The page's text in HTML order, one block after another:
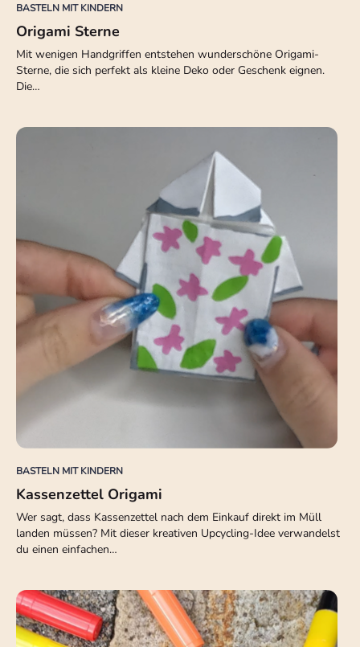
BASTELN MIT KINDERN
Origami Sterne
Mit wenigen Handgriffen entstehen wunderschöne Origami-
Sterne, die sich perfekt als kleine Deko oder Geschenk eignen.
Die…
BASTELN MIT KINDERN
Kassenzettel Origami
Wer sagt, dass Kassenzettel nach dem Einkauf direkt im Müll
landen müssen? Mit dieser kreativen Upcycling-Idee verwandelst
du einen einfachen…